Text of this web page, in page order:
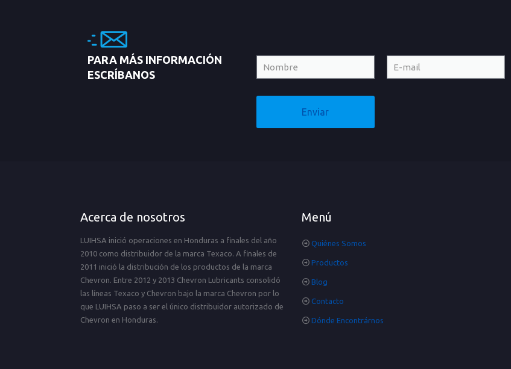
PARA MÁS INFORMACIÓN
ESCRÍBANOS
Acerca de nosotros
LUIHSA inició operaciones en Honduras a finales del año
2010 como distribuidor de la marca Texaco. A finales de
2011 inició la distribución de los productos de la marca
Chevron. Entre 2012 y 2013 Chevron Lubricants consolidó
las líneas Texaco y Chevron bajo la marca Chevron por lo
que LUIHSA paso a ser el único distribuidor autorizado de
Chevron en Honduras.
Menú
Quiénes Somos
Productos
Blog
Contacto
Dónde Encontrárnos